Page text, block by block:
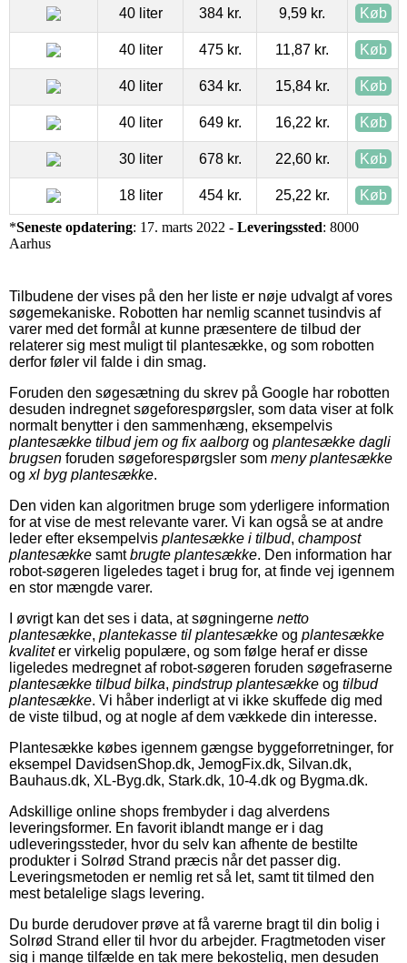
40 liter 384 kr. 9,59 kr. Køb
40 liter 475 kr. 11,87 kr. Køb
40 liter 634 kr. 15,84 kr. Køb
40 liter 649 kr. 16,22 kr. Køb
30 liter 678 kr. 22,60 kr. Køb
18 liter 454 kr. 25,22 kr. Køb
*Seneste opdatering: 17. marts 2022 - Leveringssted: 8000
Aarhus
Tilbudene der vises på den her liste er nøje udvalgt af vores
søgemekaniske. Robotten har nemlig scannet tusindvis af
varer med det formål at kunne præsentere de tilbud der
relaterer sig mest muligt til plantesække, og som robotten
derfor føler vil falde i din smag.
Foruden den søgesætning du skrev på Google har robotten
desuden indregnet søgeforespørgsler, som data viser at folk
normalt benytter i den sammenhæng, eksempelvis
plantesække tilbud jem og fix aalborg og plantesække dagli
brugsen foruden søgeforespørgsler som meny plantesække
og xl byg plantesække.
Den viden kan algoritmen bruge som yderligere information
for at vise de mest relevante varer. Vi kan også se at andre
leder efter eksempelvis plantesække i tilbud, champost
plantesække samtbrugte plantesække. Den information har
robot-søgeren ligeledes taget i brug for, at finde vej igennem
en stor mængde varer.
I øvrigt kan det ses i data, at søgningerne netto
plantesække, plantekasse til plantesække og plantesække
kvaliteter virkelig populære, og som følge heraf er disse
ligeledes medregnet af robot-søgeren foruden søgefraserne
plantesække tilbud bilka, pindstrup plantesække og tilbud
plantesække. Vi håber inderligt at vi ikke skuffede dig med
de viste tilbud, og at nogle af dem vækkede din interesse.
Plantesække købes igennem gængse byggeforretninger, for
eksempel DavidsenShop.dk, JemogFix.dk, Silvan.dk,
Bauhaus.dk, XL-Byg.dk, Stark.dk, 10-4.dk og Bygma.dk.
Adskillige online shops frembyder i dag alverdens
leveringsformer. En favorit iblandt mange er i dag
udleveringssteder, hvor du selv kan afhente de bestilte
produkter i Solrød Strand præcis når det passer dig.
Leveringsmetoden er nemlig ret så let, samt tit tilmed den
mest betalelige slags levering.
Du burde derudover prøve at få varerne bragt til din bolig i
Solrød Strand eller til hvor du arbejder. Fragtmetoden viser
sig i mange tilfælde en tak mere bekostelig, men desuden